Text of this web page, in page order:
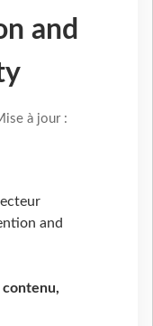
and
à jour :
contenu,